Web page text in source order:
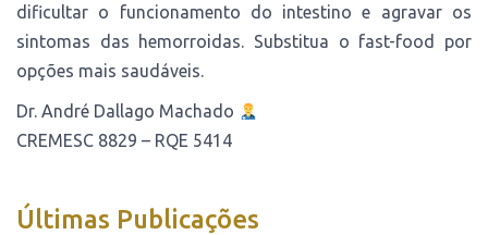
dificultar o funcionamento do intestino e agravar os
sintomas das hemorroidas. Substitua o fast-food por
opções mais saudáveis.
Dr. André Dallago Machado
CREMESC 8829 – RQE 5414
Últimas Publicações